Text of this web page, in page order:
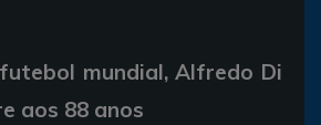
mundial, Alfredo Di
aos 88 anos